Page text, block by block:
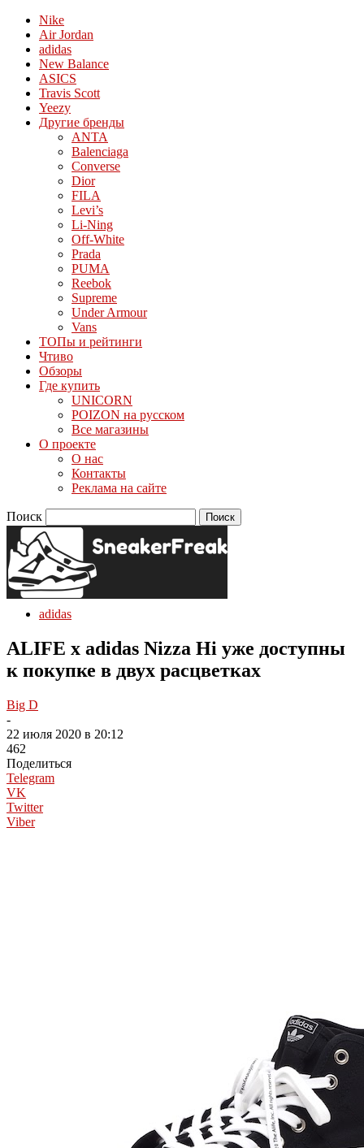
Nike
Air Jordan
adidas
New Balance
ASICS
Travis Scott
Yeezy
Другие бренды
ANTA
Balenciaga
Converse
Dior
FILA
Levi’s
Li-Ning
Off-White
Prada
PUMA
Reebok
Supreme
Under Armour
Vans
ТОПы и рейтинги
Чтиво
Обзоры
Где купить
UNICORN
POIZON на русском
Все магазины
О проекте
О нас
Контакты
Реклама на сайте
Поиск
adidas
ALIFE x adidas Nizza Hi уже доступны
к покупке в двух расцветках
Big D
-
22 июля 2020 в 20:12
462
Поделиться
Telegram
VK
Twitter
Viber